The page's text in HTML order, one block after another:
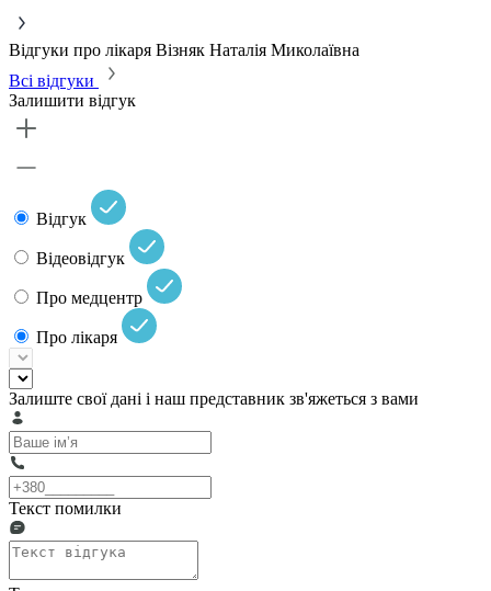
Відгуки про лікаря Візняк Наталія Миколаївна
Всі відгуки
Залишити відгук
Відгук
Відеовідгук
Про медцентр
Про лікаря
Залиште свої дані і наш представник зв'яжеться з вами
Текст помилки